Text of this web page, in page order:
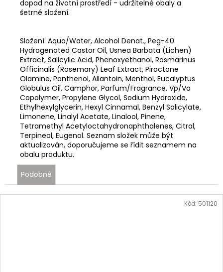
dopad na životní prostředí - udržitelné obaly a
šetrné složení.
Složení: Aqua/Water, Alcohol Denat., Peg-40
Hydrogenated Castor Oil, Usnea Barbata (Lichen)
Extract, Salicylic Acid, Phenoxyethanol, Rosmarinus
Officinalis (Rosemary) Leaf Extract, Piroctone
Olamine, Panthenol, Allantoin, Menthol, Eucalyptus
Globulus Oil, Camphor, Parfum/Fragrance, Vp/Va
Copolymer, Propylene Glycol, Sodium Hydroxide,
Ethylhexylglycerin, Hexyl Cinnamal, Benzyl Salicylate,
Limonene, Linalyl Acetate, Linalool, Pinene,
Tetramethyl Acetyloctahydronaphthalenes, Citral,
Terpineol, Eugenol. Seznam složek může být
aktualizován, doporučujeme se řídit seznamem na
obalu produktu.
Podobné
Kód: 501120